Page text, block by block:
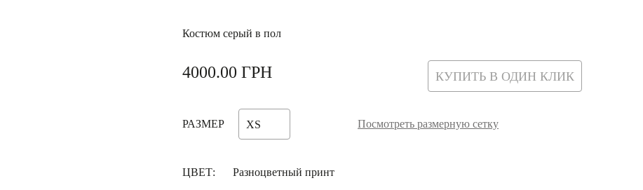
Костюм серый в пол
4000.00 ГРН КУПИТЬ В ОДИН КЛИК
РАЗМЕР Посмотреть размерную сетку
ЦВЕТ: Разноцветный принт